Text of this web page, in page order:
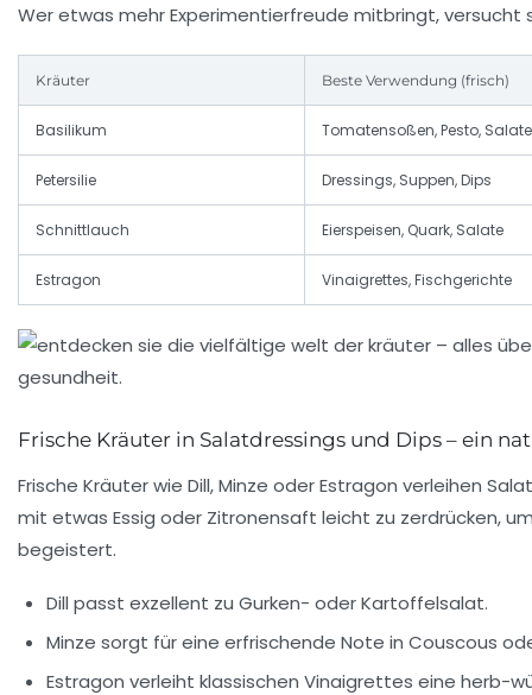
Wer etwas mehr Experimentierfreude mitbringt, versucht
Kräuter Beste Verwendung (frisch)
Basilikum Tomatensoßen, Pesto, Salate
Petersilie Dressings, Suppen, Dips
Schnittlauch Eierspeisen, Quark, Salate
Estragon Vinaigrettes, Fischgerichte
Frische Kräuter in Salatdressings und Dips – ein
Frische Kräuter wie Dill, Minze oder Estragon verleihen
mit etwas Essig oder Zitronensaft leicht zu zerdrücken,
begeistert.
Dill passt exzellent zu Gurken- oder Kartoffelsalat.
Minze sorgt für eine erfrischende Note in Couscous
Estragon verleiht klassischen Vinaigrettes eine herb-